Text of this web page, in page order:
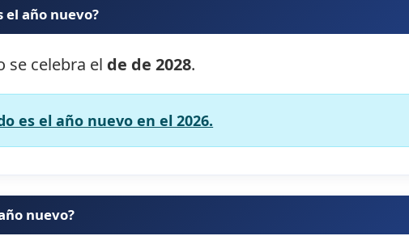
el año nuevo?
se celebra el de de 2028.
es el año nuevo en el 2026.
nuevo?